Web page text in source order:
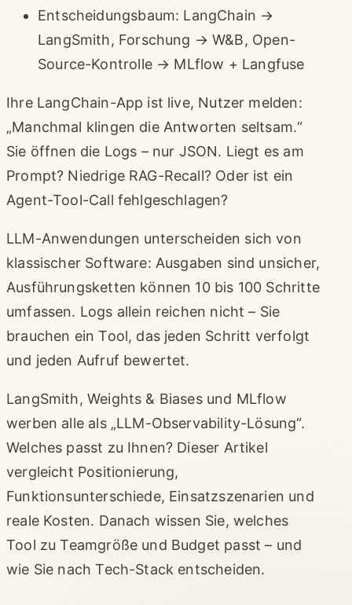
Entscheidungsbaum: LangChain →
LangSmith, Forschung → W&B, Open-
Source-Kontrolle → MLflow + Langfuse
Ihre LangChain-App ist live, Nutzer melden:
„Manchmal klingen die Antworten seltsam.“
Sie öffnen die Logs – nur JSON. Liegt es am
Prompt? Niedrige RAG-Recall? Oder ist ein
Agent-Tool-Call fehlgeschlagen?
LLM-Anwendungen unterscheiden sich von
klassischer Software: Ausgaben sind unsicher,
Ausführungsketten können 10 bis 100 Schritte
umfassen. Logs allein reichen nicht – Sie
brauchen ein Tool, das jeden Schritt verfolgt
und jeden Aufruf bewertet.
LangSmith, Weights & Biases und MLflow
werben alle als „LLM-Observability-Lösung“.
Welches passt zu Ihnen? Dieser Artikel
vergleicht Positionierung,
Funktionsunterschiede, Einsatzszenarien und
reale Kosten. Danach wissen Sie, welches
Tool zu Teamgröße und Budget passt – und
wie Sie nach Tech-Stack entscheiden.